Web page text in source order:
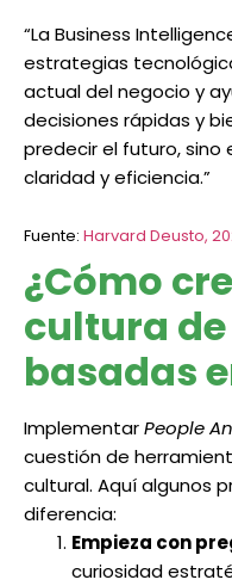
“La Business
estrategias
actual del negocio y
decisiones rápidas y
predecir el futuro,
claridad y eficiencia.”
Fuente: Harvard Deusto,
¿Cómo
cultura
basadas
ImplementarPeople
cuestión de
cultural. Aquí algunos
diferencia:
Empieza con
curiosidad